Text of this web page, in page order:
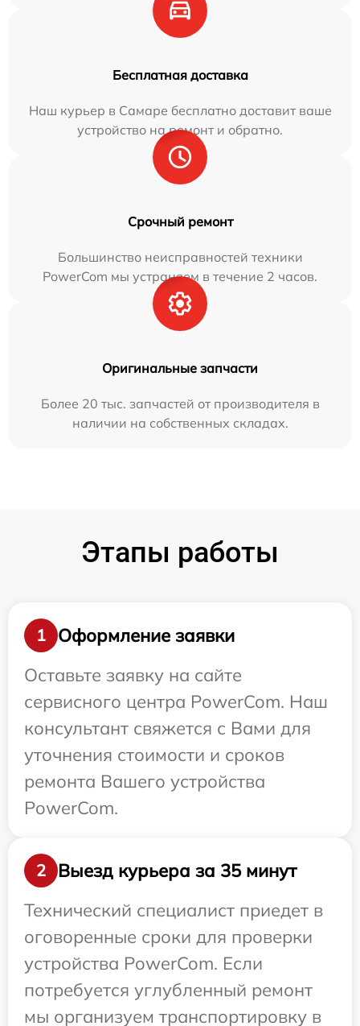
Бесплатная доставка
Наш курьер в Самаре бесплатно доставит ваше
устройство на ремонт и обратно.
Срочный ремонт
Большинство неисправностей техники
PowerCom мы устраняем в течение 2 часов.
Оригинальные запчасти
Более 20 тыс. запчастей от производителя в
наличии на собственных складах.
Этапы работы
1
Оформление заявки
Оставьте заявку на сайте
сервисного центра PowerCom. Наш
консультант свяжется с Вами для
уточнения стоимости и сроков
ремонта Вашего устройства
PowerCom.
2
Выезд курьера за 35 минут
Технический специалист приедет в
оговоренные сроки для проверки
устройства PowerCom. Если
потребуется углубленный ремонт
мы организуем транспортировку в